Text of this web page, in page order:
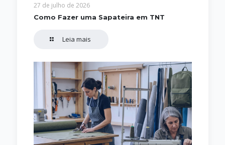
27 de julho de 2026
Como Fazer uma Sapateira em TNT
Leia mais